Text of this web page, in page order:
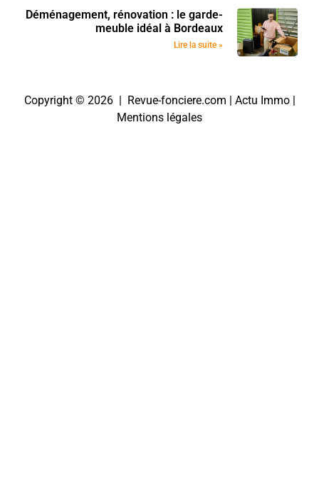
Déménagement, rénovation : le garde-
meuble idéal à Bordeaux
Lire la suite »
Copyright © 2026 | Revue-fonciere.com | Actu Immo|
Mentions légales